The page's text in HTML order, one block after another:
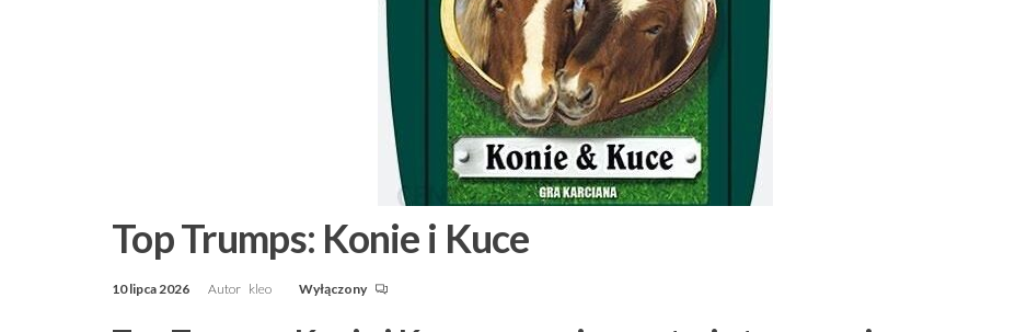
Top Trumps: Konie i Kuce
10 lipca 2026 Autor kleo Wyłączony